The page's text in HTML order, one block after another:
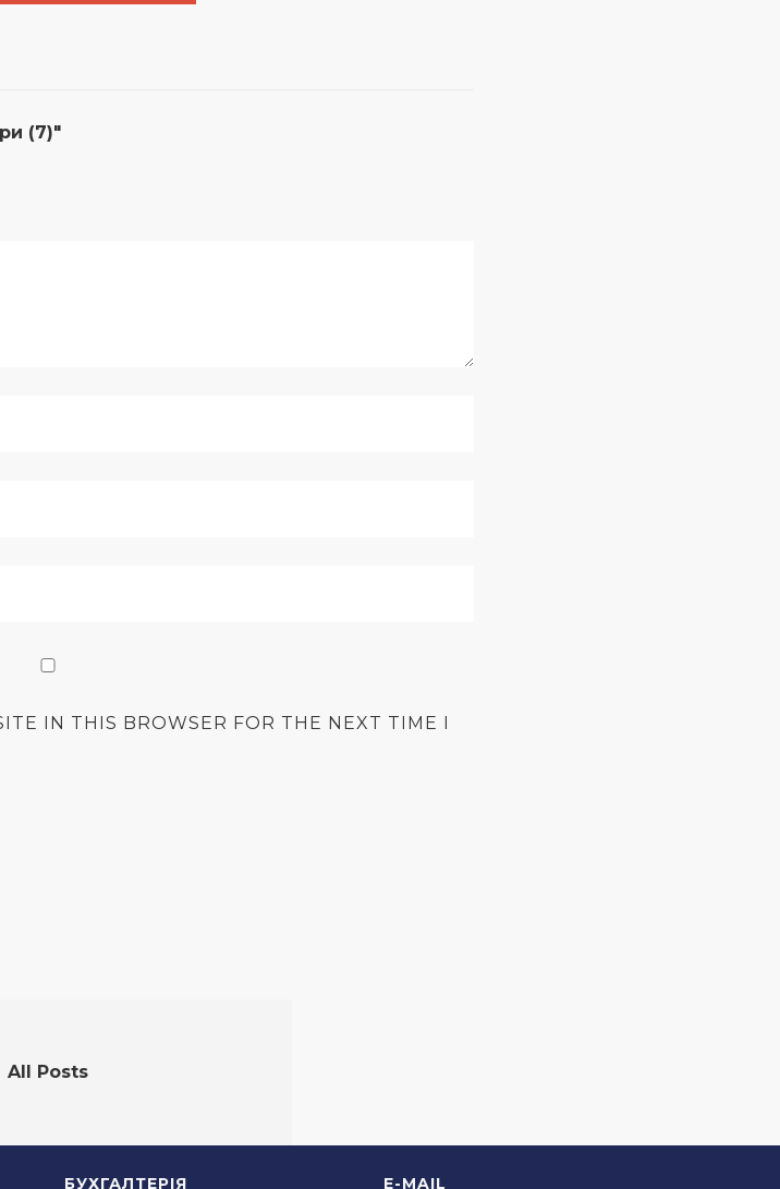
(7)"
IN THIS BROWSER FOR THE NEXT TIME I
All Posts
БУХГАЛТЕРІЯ E-MAIL